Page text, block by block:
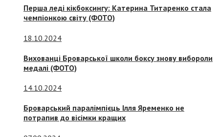
Перша леді кікбоксингу: Катерина Титаренко стала
чемпіонкою світу (ФОТО)
18.10.2024
Вихованці Броварської школи боксу знову вибороли
медалі (ФОТО)
14.10.2024
Броварський паралімпієць Ілля Яременко не
потрапив до вісімки кращих